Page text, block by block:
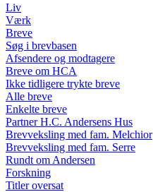
Liv
Værk
Breve
Søg i brevbasen
Afsendere og modtagere
Breve om HCA
Ikke tidligere trykte breve
Alle breve
Enkelte breve
Partner H.C. Andersens Hus
Brevveksling med fam. Melchior
Brevveksling med fam. Serre
Rundt om Andersen
Forskning
Titler oversat